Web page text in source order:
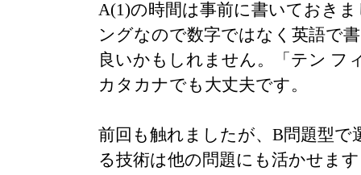
A(1)の時間は事前に書いておき
ングなので数字ではなく英語で
良いかもしれません。「テン フ
カタカナでも大丈夫です。
前回も触れましたが、B問題型で
る技術は他の問題にも活かせま